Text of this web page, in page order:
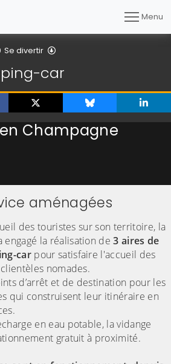
Menu
Se divertir
car
Champagne
aménagées
des touristes sur son territoire, la
engagé la réalisation de3 aires de
car pour satisfaire l'accueil des
nomades.
d’arrêt et de destination pour les
qui construisent leur itinéraire en
en eau potable, la vidange
gratuit à proximité.